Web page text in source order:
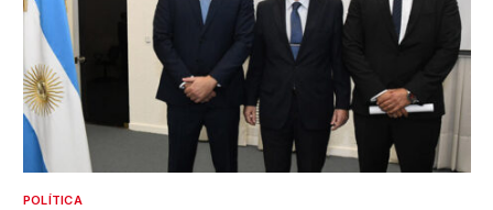
POLÍTICA